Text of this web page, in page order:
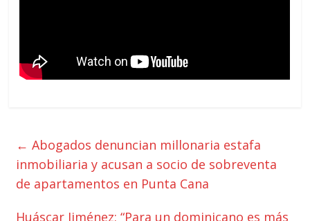
← Abogados denuncian millonaria estafa
inmobiliaria y acusan a socio de sobreventa
de apartamentos en Punta Cana
Huáscar Jiménez: “Para un dominicano es más